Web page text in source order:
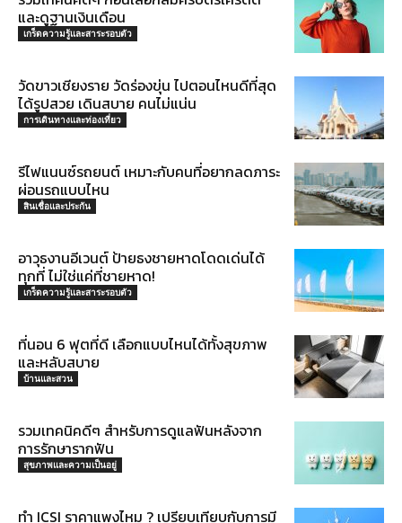
และดูฐานเงินเดือน
เกร็ดความรู้และสาระรอบตัว
วัดขาวเชียงราย วัดร่องขุ่น ไปตอนไหนดีที่สุด
ได้รูปสวย เดินสบาย คนไม่แน่น
การเดินทางและท่องเที่ยว
รีไฟแนนซ์รถยนต์ เหมาะกับคนที่อยากลดภาระ
ผ่อนรถแบบไหน
สินเชื่อและประกัน
อาวุธงานอีเวนต์ ป้ายธงชายหาดโดดเด่นได้
ทุกที่ ไม่ใช่แค่ที่ชายหาด!
เกร็ดความรู้และสาระรอบตัว
ที่นอน 6 ฟุตที่ดี เลือกแบบไหนได้ทั้งสุขภาพ
และหลับสบาย
บ้านและสวน
รวมเทคนิคดีๆ สำหรับการดูแลฟันหลังจาก
การรักษารากฟัน
สุขภาพและความเป็นอยู่
ทำ ICSI ราคาแพงไหม ? เปรียบเทียบกับการมี